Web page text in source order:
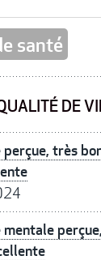
santé
DE
très
mentale